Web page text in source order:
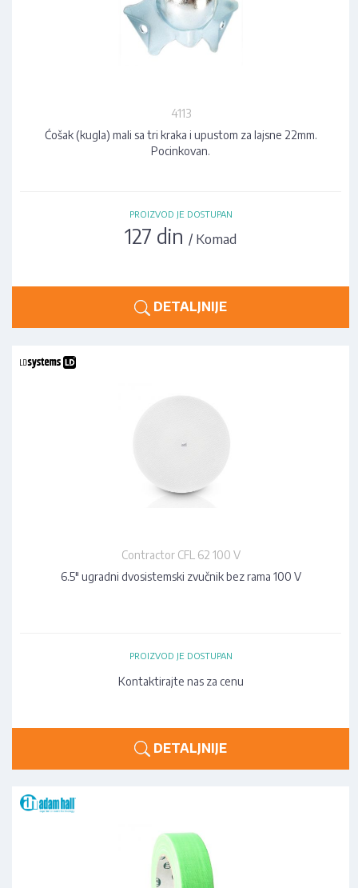
4113
Ćošak (kugla) mali sa tri kraka i upustom za lajsne 22mm.
Pocinkovan.
PROIZVOD JE DOSTUPAN
127 din/ Komad
DETALJNIJE
Contractor CFL 62 100 V
6.5" ugradni dvosistemski zvučnik bez rama 100 V
PROIZVOD JE DOSTUPAN
Kontaktirajte nas za cenu
DETALJNIJE